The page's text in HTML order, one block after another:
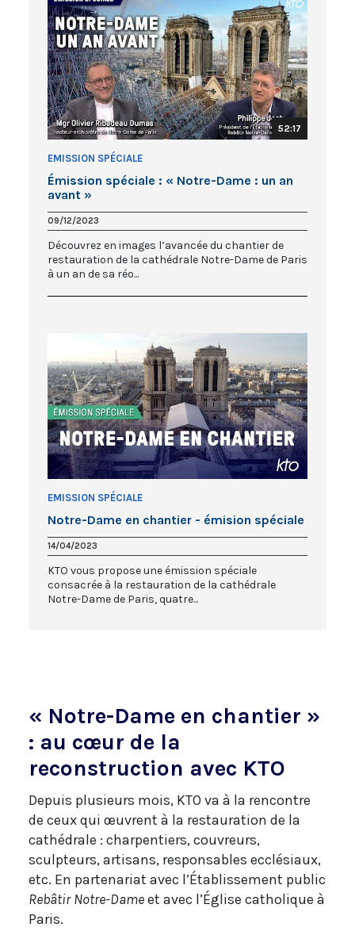
52:17
EMISSION SPÉCIALE
Émission spéciale : « Notre-Dame : un an
avant »
09/12/2023
Découvrez en images l’avancée du chantier de
restauration de la cathédrale Notre-Dame de Paris
à un an de sa réo...
EMISSION SPÉCIALE
Notre-Dame en chantier - émision spéciale
14/04/2023
KTO vous propose une émission spéciale
consacrée à la restauration de la cathédrale
Notre-Dame de Paris, quatre...
« Notre-Dame en chantier »
: au cœur de la
reconstruction avec KTO
Depuis plusieurs mois, KTO va à la rencontre
de ceux qui œuvrent à la restauration de la
cathédrale : charpentiers, couvreurs,
sculpteurs, artisans, responsables ecclésiaux,
etc. En partenariat avec l’Établissement public
Rebâtir Notre-Dameet avec l’Église catholique à
Paris.